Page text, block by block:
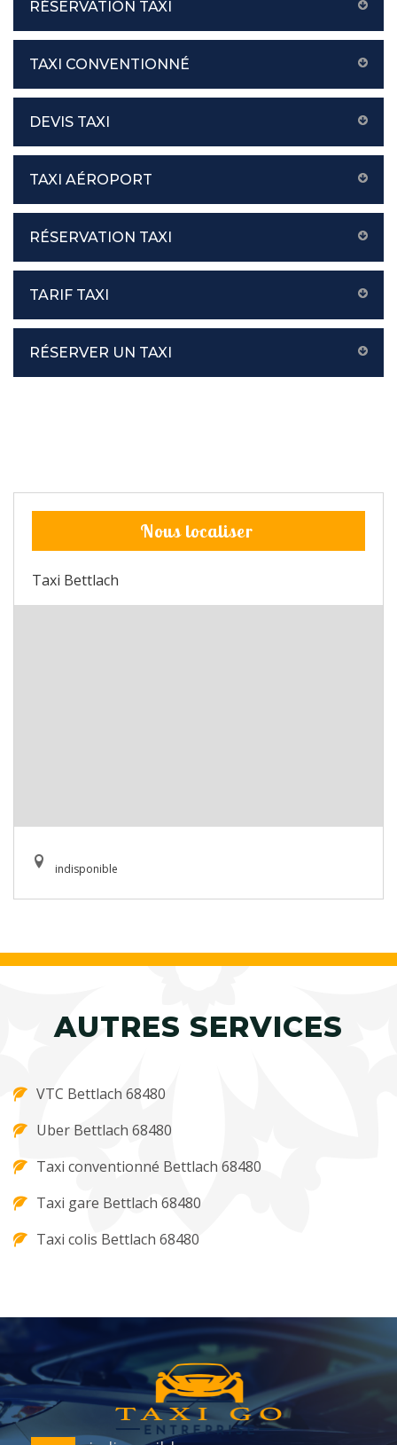
RÉSERVATION TAXI
TAXI CONVENTIONNÉ
DEVIS TAXI
TAXI AÉROPORT
RÉSERVATION TAXI
TARIF TAXI
RÉSERVER UN TAXI
Nous localiser
Taxi Bettlach
indisponible
AUTRES SERVICES
VTC Bettlach 68480
Uber Bettlach 68480
Taxi conventionné Bettlach 68480
Taxi gare Bettlach 68480
Taxi colis Bettlach 68480